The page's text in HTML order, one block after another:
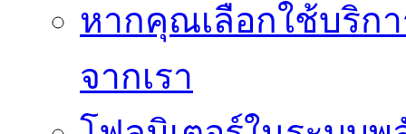
หากคุณเลือกใช้บริก
จากเรา